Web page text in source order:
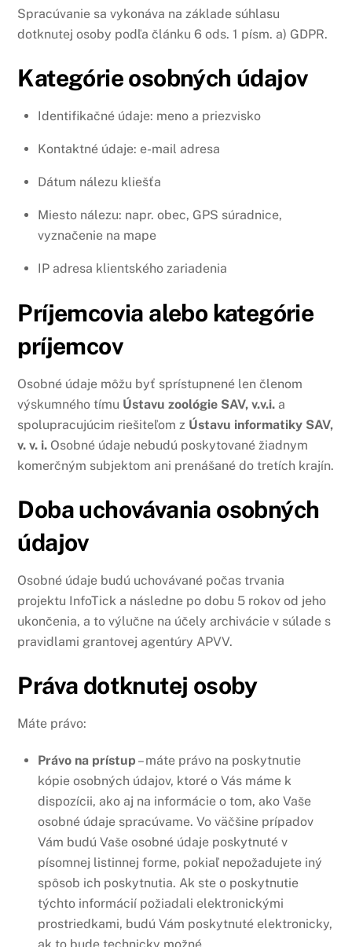
Spracúvanie sa vykonáva na základe súhlasu
dotknutej osoby podľa článku 6 ods. 1 písm. a) GDPR.
Kategórie osobných údajov
Identifikačné údaje: meno a priezvisko
Kontaktné údaje: e-mail adresa
Dátum nálezu kliešťa
Miesto nálezu: napr. obec, GPS súradnice,
vyznačenie na mape
IP adresa klientského zariadenia
Príjemcovia alebo kategórie
príjemcov
Osobné údaje môžu byť sprístupnené len členom
výskumného tímu Ústavu zoológie SAV, v.v.i. a
spolupracujúcim riešiteľom z Ústavu informatiky SAV,
v. v. i. Osobné údaje nebudú poskytované žiadnym
komerčným subjektom ani prenášané do tretích krajín.
Doba uchovávania osobných
údajov
Osobné údaje budú uchovávané počas trvania
projektu InfoTick a následne po dobu 5 rokov od jeho
ukončenia, a to výlučne na účely archivácie v súlade s
pravidlami grantovej agentúry APVV.
Práva dotknutej osoby
Máte právo:
Právo na prístup – máte právo na poskytnutie
kópie osobných údajov, ktoré o Vás máme k
dispozícii, ako aj na informácie o tom, ako Vaše
osobné údaje spracúvame. Vo väčšine prípadov
Vám budú Vaše osobné údaje poskytnuté v
písomnej listinnej forme, pokiaľ nepožadujete iný
spôsob ich poskytnutia. Ak ste o poskytnutie
týchto informácií požiadali elektronickými
prostriedkami, budú Vám poskytnuté elektronicky,
ak to bude technicky možné.